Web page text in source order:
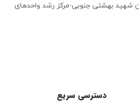
شهید بهشتی جنوبی-مرکز رشد واحدهای
دسترسی سریع